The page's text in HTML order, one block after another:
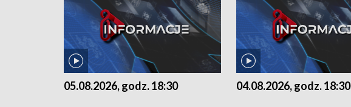
05.08.2026, godz. 18:30 04.08.2026, godz. 18:30